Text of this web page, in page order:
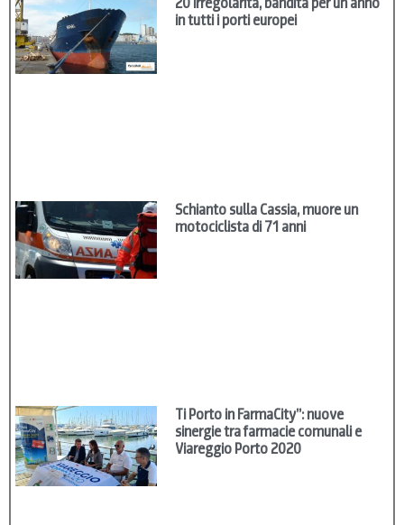
in tutti i porti europei
Schianto sulla Cassia, muore un
motociclista di 71 anni
Ti Porto in FarmaCity”: nuove
sinergie tra farmacie comunali e
Viareggio Porto 2020